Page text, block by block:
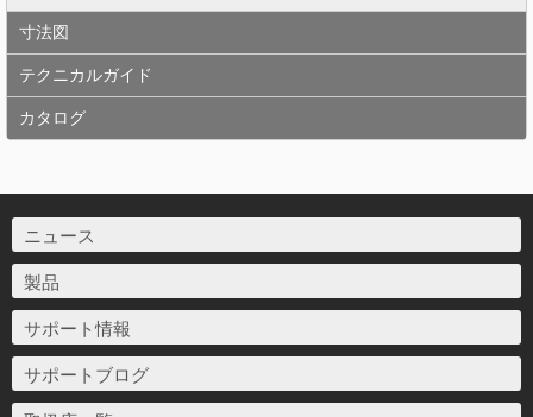
寸法図
テクニカルガイド
カタログ
ニュース
製品
サポート情報
サポートブログ